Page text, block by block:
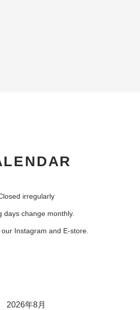
irregularly
days change monthly.
Instagram and E-store.
2026年8月